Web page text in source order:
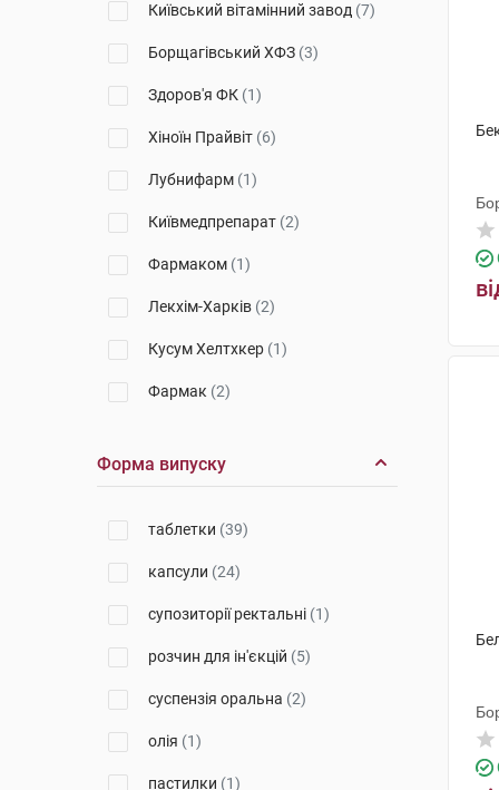
Київський вітамінний завод (7)
Борщагівський ХФЗ (3)
Здоров'я ФК (1)
Хіноїн Прайвіт (6)
Лубнифарм (1)
Київмедпрепарат (2)
Фармаком (1)
Лекхім-Харків (2)
Кусум Хелтхкер (1)
Фармак (2)
Каталент Франсе Бенайм СА
Форма випуску
таблетки (39)
капсули (24)
супозиторії ректальні (1)
розчин для ін'єкцій (5)
суспензія оральна (2)
олія (1)
пастилки (1)